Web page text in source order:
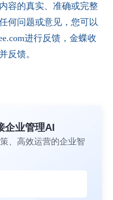
容的真实、准确或完整
何问题或意见，您可以
进行反馈，金蝶收
反馈。
企业管理AI
、高效运营的企业智